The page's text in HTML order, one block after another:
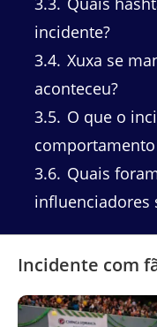
incidente?
3.4 Xuxa se
aconteceu?
3.5 O que o
3.6 Quais
influenciadores
Incidente com